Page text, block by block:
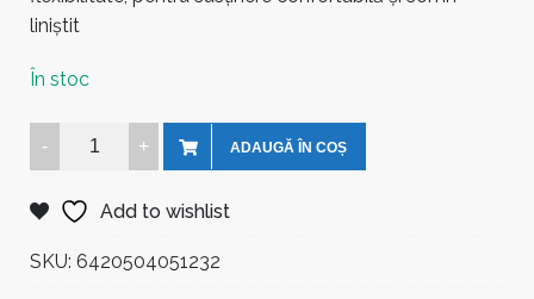
liniștit
În stoc
Norișor
Lână
5
ADAUGĂ ÎN COȘ
Add to wishlist
SKU: 6420504051232